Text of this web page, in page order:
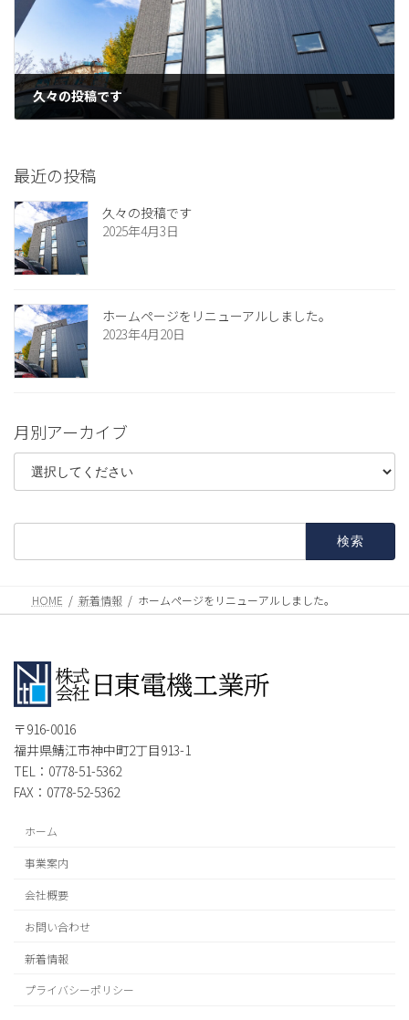
久々の投稿です
最近の投稿
久々の投稿です
2025年4月3日
ホームページをリニューアルしました。
2023年4月20日
月別アーカイブ
HOME 新着情報 ホームページをリニューアルしました。
〒916-0016
福井県鯖江市神中町2丁目913-1
TEL：0778-51-5362
FAX：0778-52-5362
ホーム
事業案内
会社概要
お問い合わせ
新着情報
プライバシーポリシー